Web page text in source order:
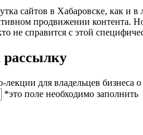
сайтов в Хабаровске, как и
продвижении контента.
не справится с этой
лекции для владельцев бизнеса
*это поле необходимо заполнить